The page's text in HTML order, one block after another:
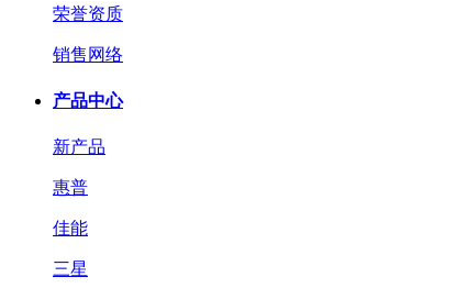
荣誉资质
销售网络
产品中心
新产品
惠普
佳能
三星